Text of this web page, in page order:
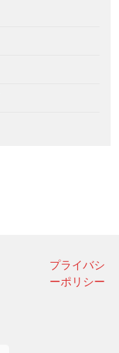
プライバシ
ーポリシー